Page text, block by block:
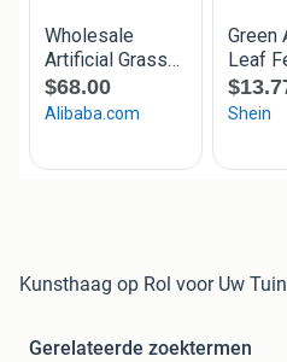
Kunsthaag op Rol voor Uw Tuin
Gerelateerde zoektermen